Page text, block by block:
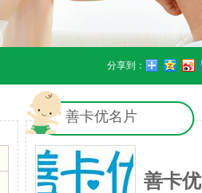
分享到：
善卡优名片
善卡优